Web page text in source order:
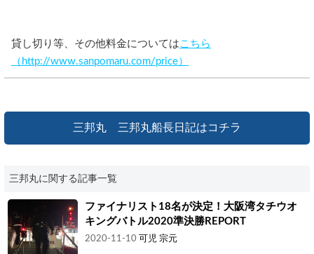
貸し切り等、その他料金については こちら
（http://www.sanpomaru.com/price）
三邦丸 三邦丸船長日記はコチラ
三邦丸に関する記事一覧
ファイナリスト18名が決定！大阪湾タチウオ
キングバトル2020準決勝REPORT
2020-11-10 可児 宗元